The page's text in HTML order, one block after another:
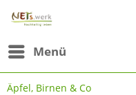
Menü
Äpfel, Birnen & Co